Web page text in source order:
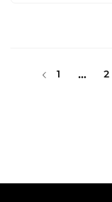
1 ... 2